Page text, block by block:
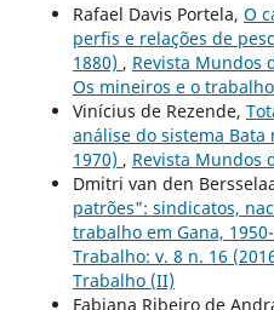
Rafael Davis Portela, O
perfis e relações de
1880) , Revista Mundos
Os mineiros e o
Vinícius de Rezende,
análise do sistema Bata
1970) , Revista Mundos
Dmitri van den
patrões": sindicatos,
trabalho em Gana,
Trabalho: v. 8 n. 16
Trabalho (II)
Fabiana Ribeiro de